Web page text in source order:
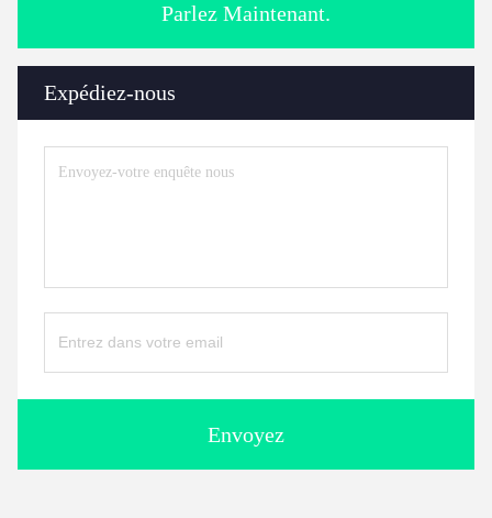
Parlez Maintenant.
Expédiez-nous
Envoyez